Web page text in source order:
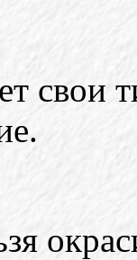
свои